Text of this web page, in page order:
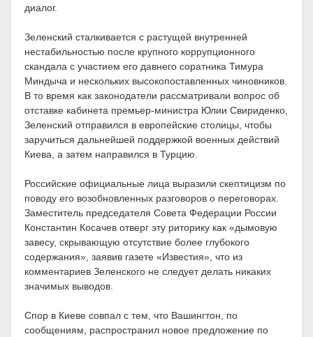
диалог.
Зеленский сталкивается с растущей внутренней
нестабильностью после крупного коррупционного
скандала с участием его давнего соратника Тимура
Миндыча и нескольких высокопоставленных чиновников.
В то время как законодатели рассматривали вопрос об
отставке кабинета премьер-министра Юлии Свириденко,
Зеленский отправился в европейские столицы, чтобы
заручиться дальнейшей поддержкой военных действий
Киева, а затем направился в Турцию.
Российские официальные лица выразили скептицизм по
поводу его возобновленных разговоров о переговорах.
Заместитель председателя Совета Федерации России
Константин Косачев отверг эту риторику как «дымовую
завесу, скрывающую отсутствие более глубокого
содержания», заявив газете «Известия», что из
комментариев Зеленского не следует делать никаких
значимых выводов.
Спор в Киеве совпал с тем, что Вашингтон, по
сообщениям, распространил новое предложение по